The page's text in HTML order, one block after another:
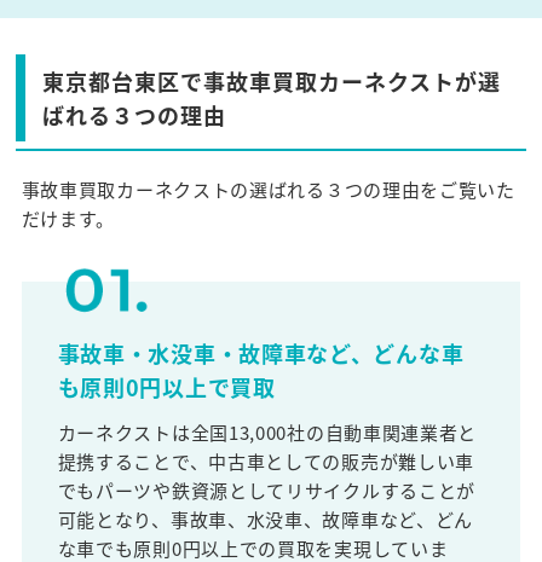
東京都台東区で事故車買取カーネクストが選
ばれる３つの理由
事故車買取カーネクストの選ばれる３つの理由をご覧いた
だけます。
事故車・水没車・故障車など、どんな車
も原則0円以上で買取
カーネクストは全国13,000社の自動車関連業者と
提携することで、中古車としての販売が難しい車
でもパーツや鉄資源としてリサイクルすることが
可能となり、事故車、水没車、故障車など、どん
な車でも原則0円以上での買取を実現していま